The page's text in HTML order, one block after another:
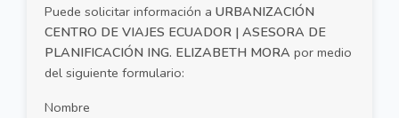
Puede solicitar información a URBANIZACIÓN
CENTRO DE VIAJES ECUADOR | ASESORA DE
PLANIFICACIÓN ING. ELIZABETH MORA por medio
del siguiente formulario:
Nombre